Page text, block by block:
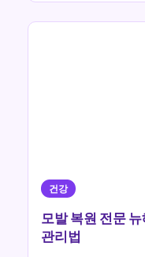
건강
모발 복원 전문
관리법